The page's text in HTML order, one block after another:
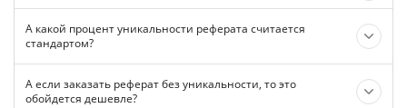
А какой процент уникальности реферата считается
стандартом?
А если заказать реферат без уникальности, то это
обойдется дешевле?